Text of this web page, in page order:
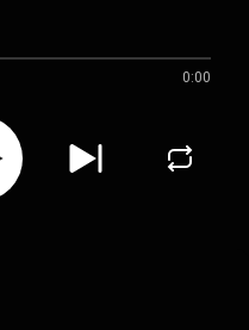
0:00